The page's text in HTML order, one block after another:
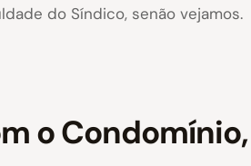
do Síndico, senão vejamos.
o